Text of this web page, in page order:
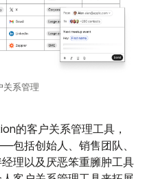
系管理
的客户关系管理工具，
包括创始人、销售团队、
理以及厌恶笨重臃肿工具